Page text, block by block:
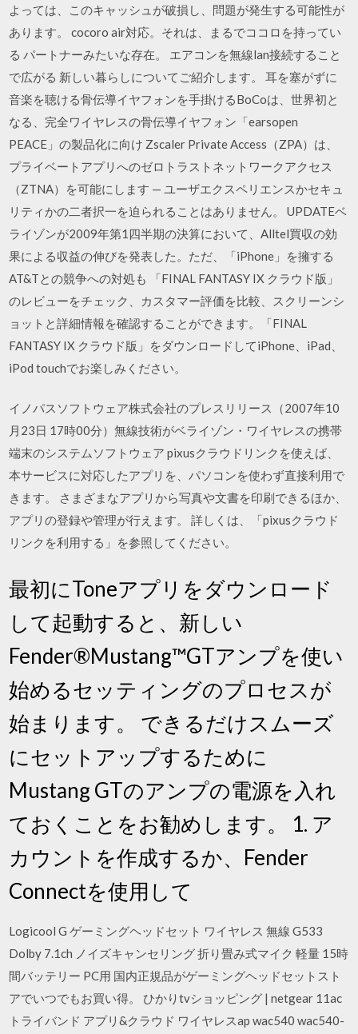
よっては、このキャッシュが破損し、問題が発生する可能性が
あります。 cocoro air対応。それは、まるでココロを持ってい
る パートナーみたいな存在。 エアコンを無線lan接続すること
で広がる 新しい暮らしについてご紹介します。 耳を塞がずに
音楽を聴ける骨伝導イヤフォンを手掛けるBoCoは、世界初と
なる、完全ワイヤレスの骨伝導イヤフォン「earsopen
PEACE」の製品化に向け Zscaler Private Access（ZPA）は、
プライベートアプリへのゼロトラストネットワークアクセス
（ZTNA）を可能にします — ユーザエクスペリエンスかセキュ
リティかの二者択一を迫られることはありません。 UPDATEベ
ライゾンが2009年第1四半期の決算において、Alltel買収の効
果による収益の伸びを発表した。ただ、「iPhone」を擁する
AT&Tとの競争への対処も ‎「FINAL FANTASY IX クラウド版」
のレビューをチェック、カスタマー評価を比較、スクリーンシ
ョットと詳細情報を確認することができます。「FINAL
FANTASY IX クラウド版」をダウンロードしてiPhone、iPad、
iPod touchでお楽しみください。
イノパスソフトウェア株式会社のプレスリリース（2007年10
月23日 17時00分）無線技術がベライゾン・ワイヤレスの携帯
端末のシステムソフトウェア pixusクラウドリンクを使えば、
本サービスに対応したアプリを、パソコンを使わず直接利用で
きます。 さまざまなアプリから写真や文書を印刷できるほか、
アプリの登録や管理が行えます。 詳しくは、「pixusクラウド
リンクを利用する」を参照してください。
最初にToneアプリをダウンロード
して起動すると、新しい
Fender®Mustang™GTアンプを使い
始めるセッティングのプロセスが
始まります。 できるだけスムーズ
にセットアップするために
Mustang GTのアンプの電源を入れ
ておくことをお勧めします。 1. ア
カウントを作成するか、Fender
Connectを使用して
Logicool G ゲーミングヘッドセット ワイヤレス 無線 G533
Dolby 7.1ch ノイズキャンセリング 折り畳み式マイク 軽量 15時
間バッテリー PC用 国内正規品がゲーミングヘッドセットスト
アでいつでもお買い得。 ひかりtvショッピング | netgear 11ac
トライバンド アプリ&クラウド ワイヤレスap wac540 wac540-